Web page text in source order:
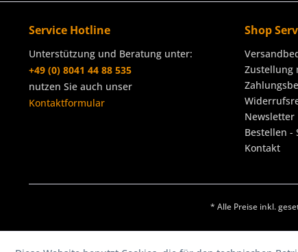
Service Hotline
Unterstützung und Beratung unter:
+49 (0) 8041 44 88 535
nutzen Sie auch unser
Kontaktformular
Shop
Zustellung
Newsletter
Bestellen -
Kontakt
* Alle Preise inkl.